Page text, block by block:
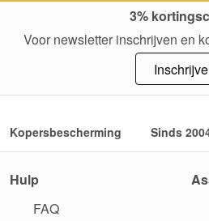
3%
Voor newsletter inschrijven en
Kopersbescherming Sinds
Hulp
FAQ